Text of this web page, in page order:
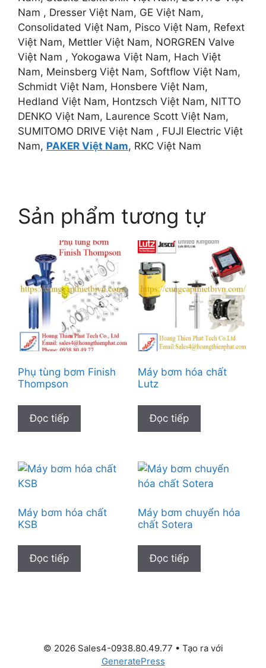
Nam , Dresser Việt Nam, GE Việt Nam,
Consolidated Việt Nam, Pisco Việt Nam, Refext
Việt Nam, Mettler Việt Nam, NORGREN Valve
Việt Nam , Yokogawa Việt Nam, Hach Việt
Nam, Meinsberg Việt Nam, Softflow Việt Nam,
Schmidt Việt Nam, Honsbere Việt Nam,
Hedland Việt Nam, Hontzsch Việt Nam, NITTO
DENKO Việt Nam, Laurence Scott Việt Nam,
SUMITOMO DRIVE Việt Nam , FUJI Electric Việt
Nam, PAKER Việt Nam, RKC Việt Nam
Sản phẩm tương tự
Phụ tùng bơm Finish
Thompson
Đọc tiếp
Máy bơm hóa chất
Lutz
Đọc tiếp
Máy bơm hóa chất
KSB
Đọc tiếp
Máy bơm chuyển hóa
chất Sotera
Đọc tiếp
© 2026 Sales4-0938.80.49.77 • Tạo ra với
GeneratePress